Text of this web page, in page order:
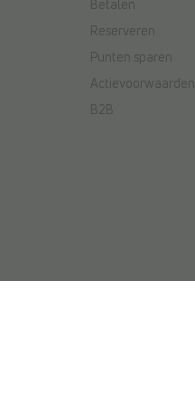
Betalen
Reserveren
Punten sparen
Actievoorwaarden
B2B